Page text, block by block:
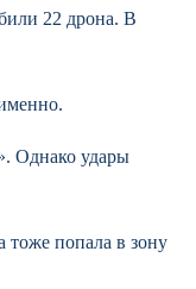
22 дрона. В
Однако удары
тоже попала в зону